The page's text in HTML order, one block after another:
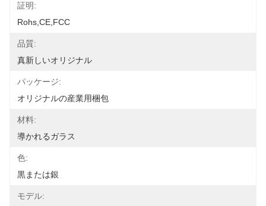
証明:
Rohs,CE,FCC
品質:
真新しいオリジナル
パッケージ:
オリジナルの産業用梱包
材料:
導かれるガラス
色:
黒または銀
モデル: